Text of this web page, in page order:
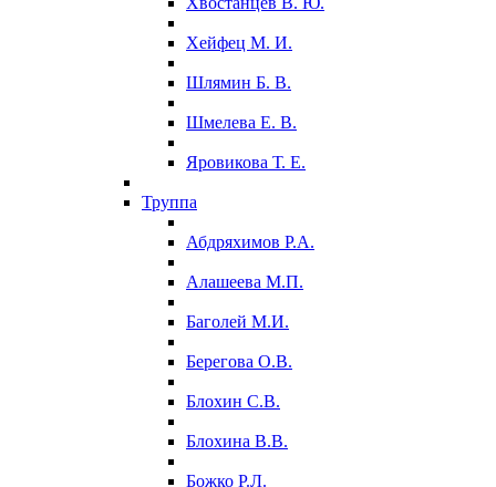
Хейфец М. И.
Шлямин Б. В.
Шмелева Е. В.
Яровикова Т. Е.
Труппа
Абдряхимов Р.А.
Алашеева М.П.
Баголей М.И.
Берегова О.В.
Блохин С.В.
Блохина В.В.
Божко Р.Л.